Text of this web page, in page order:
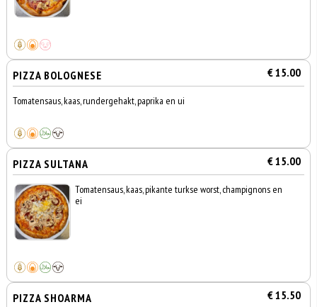
PIZZA BOLOGNESE € 15.00
Tomatensaus, kaas, rundergehakt, paprika en ui
PIZZA SULTANA € 15.00
Tomatensaus, kaas, pikante turkse worst, champignons en
ei
PIZZA SHOARMA € 15.50